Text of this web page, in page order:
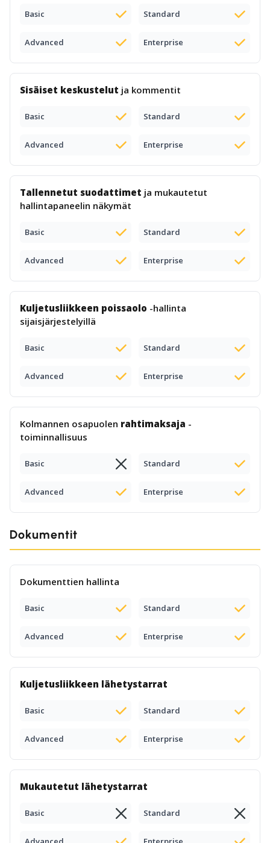
Basic Standard
Advanced Enterprise
Sisäiset keskustelut ja kommentit
Basic Standard
Advanced Enterprise
Tallennetut suodattimet ja mukautetut
hallintapaneelin näkymät
Basic Standard
Advanced Enterprise
Kuljetusliikkeen poissaolo -hallinta
sijaisjärjestelyillä
Basic Standard
Advanced Enterprise
Kolmannen osapuolen rahtimaksaja -
toiminnallisuus
Basic Standard
Advanced Enterprise
Dokumentit
Dokumenttien hallinta
Basic Standard
Advanced Enterprise
Kuljetusliikkeen lähetystarrat
Basic Standard
Advanced Enterprise
Mukautetut lähetystarrat
Basic Standard